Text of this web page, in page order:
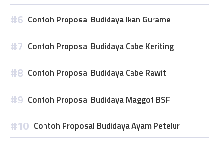
Contoh Proposal Budidaya Ikan Gurame
Contoh Proposal Budidaya Cabe Keriting
Contoh Proposal Budidaya Cabe Rawit
Contoh Proposal Budidaya Maggot BSF
Contoh Proposal Budidaya Ayam Petelur